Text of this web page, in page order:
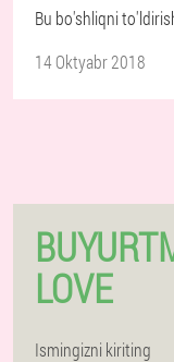
Bu bo'shliqni
14 Oktyabr 2018
LOVE
Ismingizni kiriting